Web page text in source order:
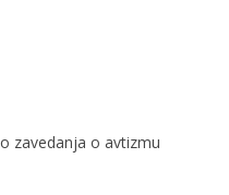
zavedanja o avtizmu